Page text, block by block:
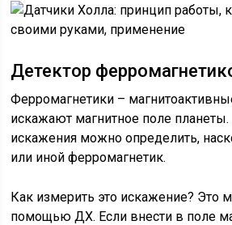
Детектор
Ферромагнетики –
искажают магнитное поле
искажения можно определить,
или иной ферромагнетик.
Как измерить это искажение? Это
помощью ДХ. Если внести в поле